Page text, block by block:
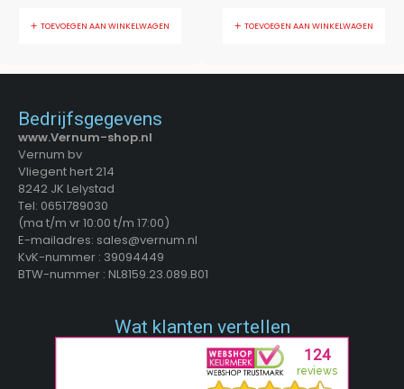
TOEVOEGEN AAN WINKELWAGEN TOEVOEGEN AAN WINKELWAGEN
Bedrijfsgegevens
www.Vernum-shop.nl
Vernum bv
Vliegent hert 214
8242 JK Lelystad
Tel: 0651789030
(ma t/m vr 10:00 t/m 17:00)
E-mailadres: sales@vernum.nl
KvK-nummer : 39094449
BTW-nummer : NL8159.23.089.B01
Wat klanten vertellen